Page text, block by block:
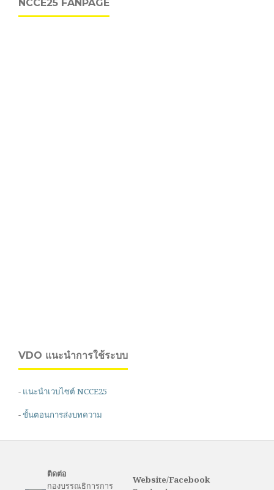
NCCE25 FANPAGE
VDO แนะนำการใช้ระบบ
- แนะนำเวบไซต์ NCCE25
-ขั้นตอนการส่งบทความ
ติดต่อ
กองบรรณธิการการ
Website/Facebook